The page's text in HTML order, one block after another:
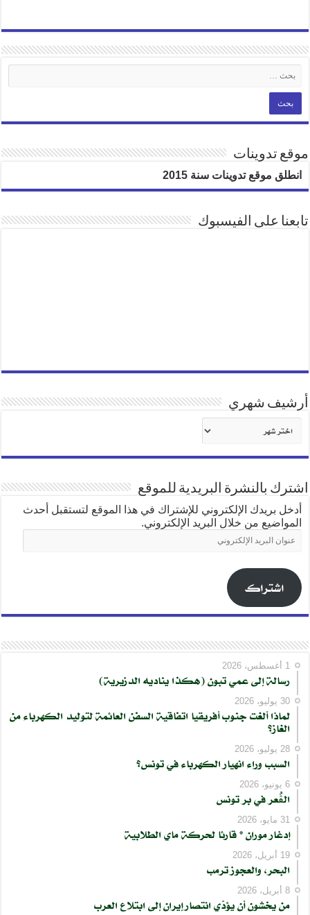
موقع تدوينات
انطلق موقع تدوينات سنة 2015
تابعنا على الفيسبوك
أرشيف شهري
شهري
اشترك بالنشرة البريدية للموقع
أدخل بريدك الإلكتروني للإشتراك في هذا الموقع لتستقبل أحدث
المواضيع من خلال البريد الإلكتروني.
عنوان
البريد
اشتراك
1 أغسطس، 2026
رسالة إلى عمي تبون (هكذا يناديه الدزيرية)
30 يوليو، 2026
لماذا ألغت جنوب أفريقيا اتفاقية السفن العائمة لتوليد الكهرباء من
الغاز؟
28 يوليو، 2026
السبب وراء انهيار الكهرباء في تونس؟
6 يونيو، 2026
الڨُعر في بر تونس
31 مايو، 2026
إدغار موران * قارئا لحركة ماي الطلابية
19 أبريل، 2026
البحر، والعجوز ترمب
8 أبريل، 2026
من يخشون أن يؤدّي انتصار إيران إلى ابتلاع العرب